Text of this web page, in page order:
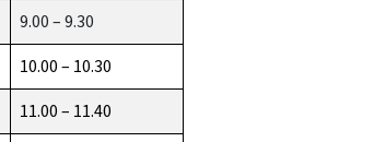
9.00 – 9.30
10.00 – 10.30
11.00 – 11.40